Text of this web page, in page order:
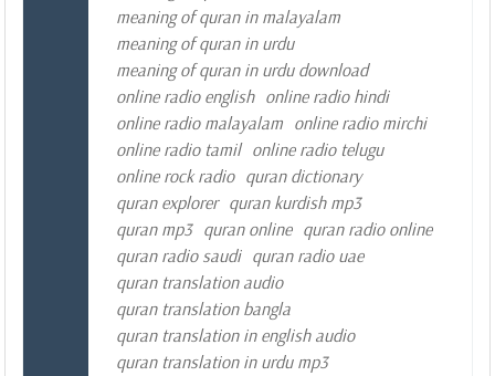
meaning of quran in malayalam
meaning of quran in urdu
meaning of quran in urdu download
online radio english online radio hindi
online radio malayalam online radio mirchi
online radio tamil online radio telugu
online rock radio quran dictionary
quran explorer quran kurdish mp3
quran mp3 quran online quran radio online
quran radio saudi quran radio uae
quran translation audio
quran translation bangla
quran translation in english audio
quran translation in urdu mp3